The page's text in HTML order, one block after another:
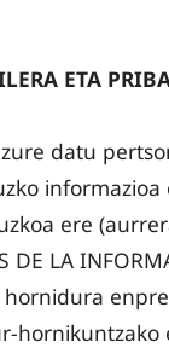
ETA
datu
ere
DE LA